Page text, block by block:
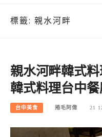
標籤: 親水河畔
親水河畔韓式
韓式料理台中
台中美食 捲毛阿偉 21